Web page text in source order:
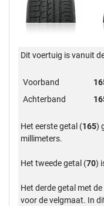
Dit voertuig is vanuit
Voorband
Achterband
Het eerste getal (165)
millimeters.
Het tweede getal (70)
Het derde getal met
voor de velgmaat. In